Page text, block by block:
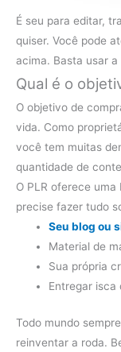
É seu para editar,
quiser. Você pode
acima. Basta usar
Qual é o
O objetivo de
vida. Como
você tem muitas
quantidade de
O PLR oferece
precise fazer tudo
Seu blog ou
Material de
Sua própria
Entregar isca
Todo mundo
reinventar a roda.